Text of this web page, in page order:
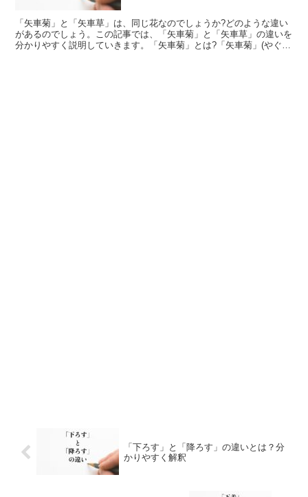
「矢車菊」と「矢車草」は、同じ花なのでしょうか?どのような違い
があるのでしょう。この記事では、「矢車菊」と「矢車草」の違いを
分かりやすく説明していきます。「矢車菊」とは?「矢車菊」(やぐる
「下ろす」と「降ろす」の違いとは？分
かりやすく解釈